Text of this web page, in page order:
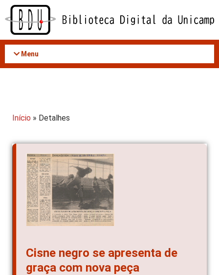
Acessar
conteúdo
Menu
Início » Detalhes
Cisne negro se apresenta de
graça com nova peça